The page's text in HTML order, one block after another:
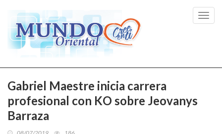
Gabriel Maestre inicia carrera
profesional con KO sobre Jeovanys
Barraza